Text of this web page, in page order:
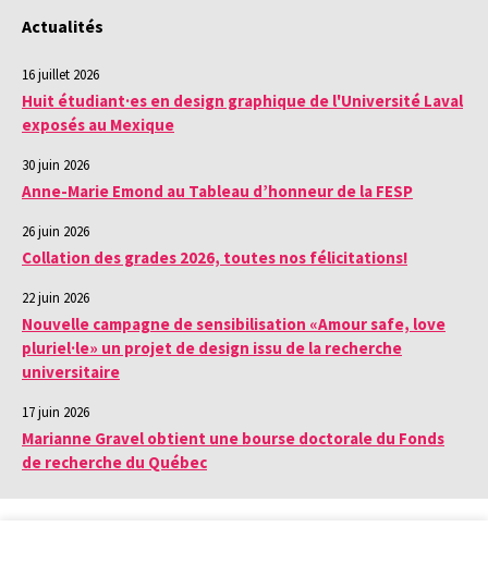
Actualités
16 juillet 2026
Huit étudiant·es en design graphique de l'Université Laval
exposés au Mexique
30 juin 2026
Anne-Marie Emond au Tableau d’honneur de la FESP
26 juin 2026
Collation des grades 2026, toutes nos félicitations!
22 juin 2026
Nouvelle campagne de sensibilisation «Amour safe, love
pluriel·le» un projet de design issu de la recherche
universitaire
17 juin 2026
Marianne Gravel obtient une bourse doctorale du Fonds
de recherche du Québec